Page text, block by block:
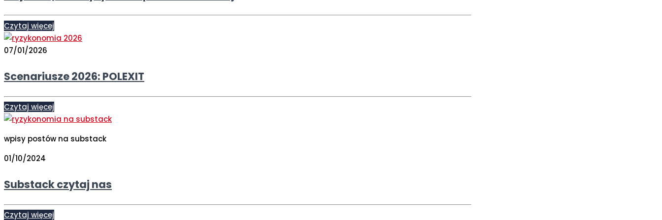
Czytaj więcej
07/01/2026
Scenariusze 2026: POLEXIT
Czytaj więcej
wpisy postów na substack
01/10/2024
Substack czytaj nas
Czytaj więcej